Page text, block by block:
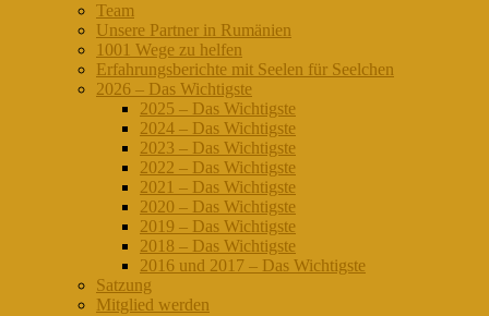
Team
Unsere Partner in Rumänien
1001 Wege zu helfen
Erfahrungsberichte mit Seelen für Seelchen
2026 – Das Wichtigste
2025 – Das Wichtigste
2024 – Das Wichtigste
2023 – Das Wichtigste
2022 – Das Wichtigste
2021 – Das Wichtigste
2020 – Das Wichtigste
2019 – Das Wichtigste
2018 – Das Wichtigste
2016 und 2017 – Das Wichtigste
Satzung
Mitglied werden